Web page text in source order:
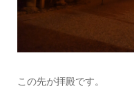
この先が拝殿です。